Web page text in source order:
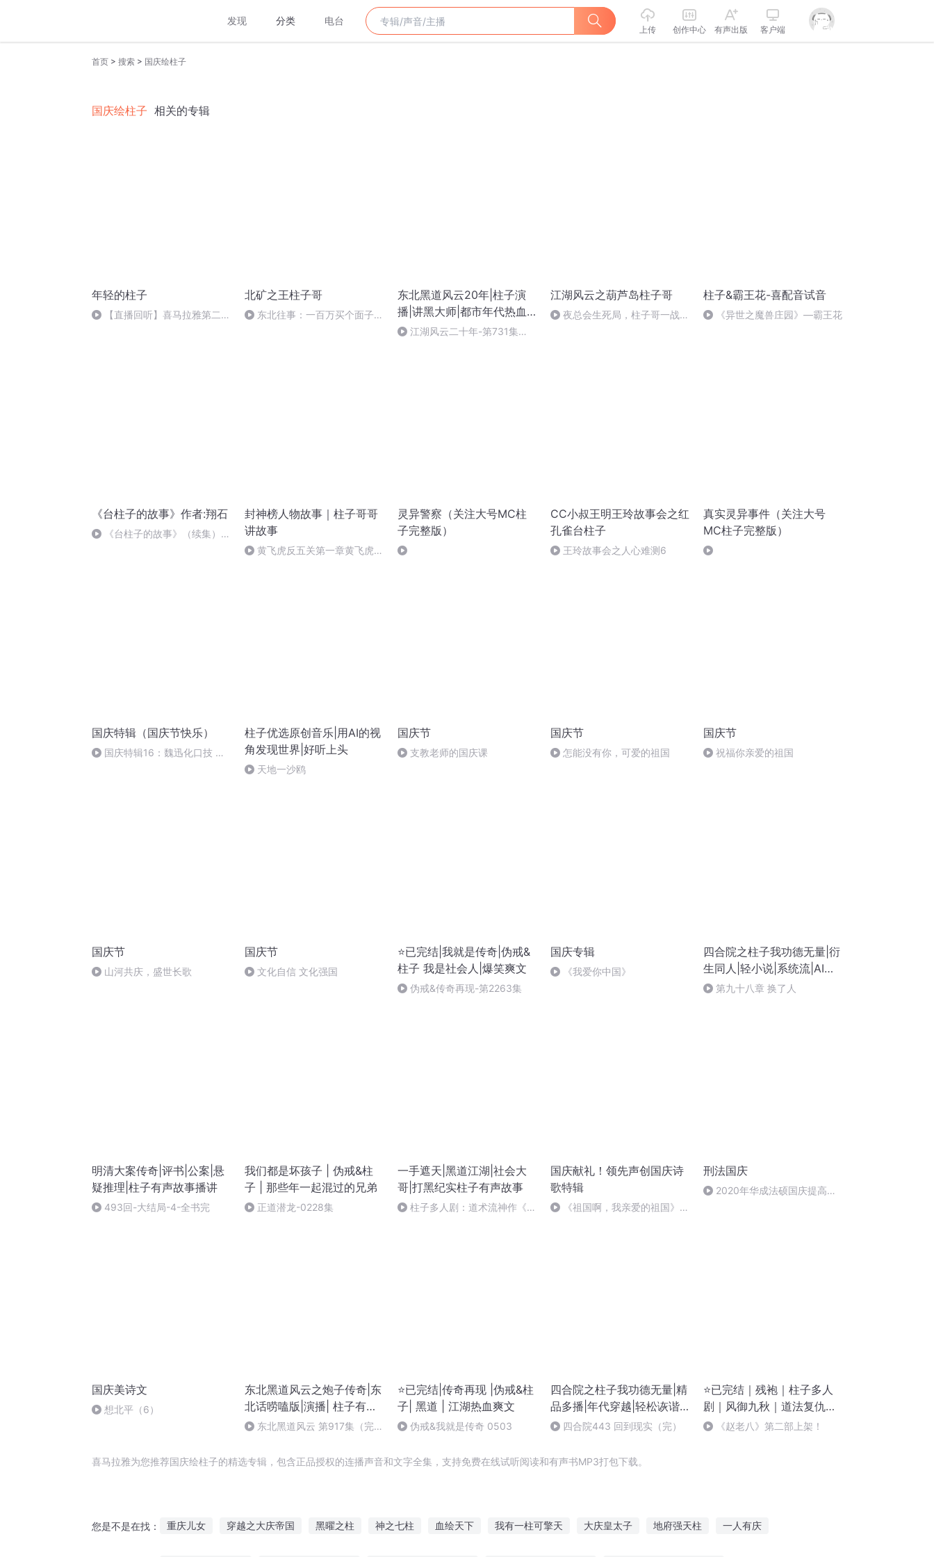
发现 分类 电台
上传 创作中心 有声出版 客户端
首页 > 搜索 > 国庆绘柱子
国庆绘柱子 相关的专辑
年轻的柱子
【直播回听】喜马拉雅第二大
北矿之王柱子哥
东北往事：一百万买个面子
东北黑道风云20年|柱子演
播|讲黑大师|都市年代热血|
柱子演播
江湖风云二十年-第731集
江湖风云之葫芦岛柱子哥
夜总会生死局，柱子哥一战立
柱子&霸王花-喜配音试音
《异世之魔兽庄园》—霸王花
《台柱子的故事》作者:翔石
《台柱子的故事》（续集）作
封神榜人物故事｜柱子哥哥
讲故事
黄飞虎反五关第一章黄飞虎反
灵异警察（关注大号MC柱
子完整版）
CC小叔王明王玲故事会之红
孔雀台柱子
王玲故事会之人心难测6
真实灵异事件（关注大号
MC柱子完整版）
国庆特辑（国庆节快乐）
国庆特辑16：魏迅化口技 二
柱子优选原创音乐|用AI的视
角发现世界|好听上头
天地一沙鸥
国庆节
支教老师的国庆课
国庆节
怎能没有你，可爱的祖国
国庆节
祝福你亲爱的祖国
国庆节
山河共庆，盛世长歌
国庆节
文化自信 文化强国
⭐已完结|我就是传奇|伪戒&
柱子 我是社会人|爆笑爽文
伪戒&传奇再现-第2263集
国庆专辑
《我爱你中国》
四合院之柱子我功德无量|衍
生同人|轻小说|系统流|AI专
辑 第九十八章 换了人
明清大案传奇|评书|公案|悬
疑推理|柱子有声故事播讲
493回-大结局-4-全书完
我们都是坏孩子 | 伪戒&柱
子 | 那些年一起混过的兄弟
正道潜龙-0228集
一手遮天|黑道江湖|社会大
哥|打黑纪实柱子有声故事
柱子多人剧：道术流神作《残
国庆献礼！领先声创国庆诗
歌特辑
《祖国啊，我亲爱的祖国》温
刑法国庆
2020年华成法硕国庆提高班
国庆美诗文
想北平（6）
东北黑道风云之炮子传奇|东
北话唠嗑版|演播| 柱子有声
故事东北黑道风云 第917集（完
《残袍》上架啦！
⭐已完结|传奇再现 |伪戒&柱
子| 黑道 | 江湖热血爽文
伪戒&我就是传奇 0503
四合院之柱子我功德无量|精
品多播|年代穿越|轻松诙谐|
生活智慧
四合院443 回到现实（完）
⭐已完结｜残袍｜柱子多人
剧｜风御九秋｜道法复仇抗
日｜神作必听必听
《赵老八》第二部上架！
喜马拉雅为您推荐国庆绘柱子的精选专辑，包含正品授权的连播声音和文字全集，支持免费在线试听阅读和有声书MP3打包下载。
您是不是在找： 重庆儿女 穿越之大庆帝国 黑曜之柱 神之七柱 血绘天下 我有一柱可擎天 大庆皇太子 地府强天柱 一人有庆